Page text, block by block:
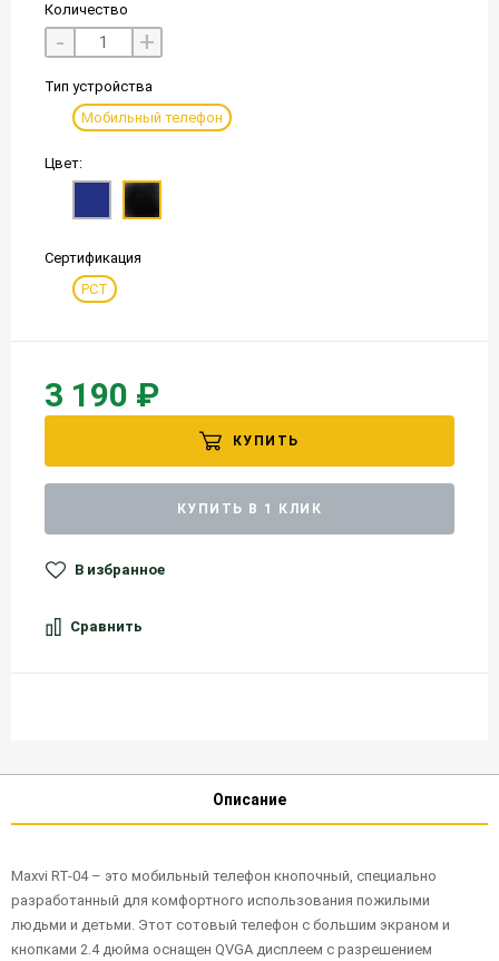
Количество
- +
Тип устройства
Мобильный телефон
Цвет:
Сертификация
РСТ
3 190 ₽
КУПИТЬ
КУПИТЬ В 1 КЛИК
В избранное
Сравнить
Описание
Maxvi RT-04 – это мобильный телефон кнопочный, специально
разработанный для комфортного использования пожилыми
людьми и детьми. Этот сотовый телефон с большим экраном и
кнопками 2.4 дюйма оснащен QVGA дисплеем с разрешением